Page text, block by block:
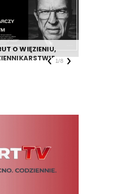
O WIĘZIENIU,
1/8